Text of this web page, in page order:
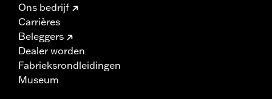
Ons bedrijf
Carrières
Beleggers
Dealer worden
Fabrieksrondleidingen
Museum